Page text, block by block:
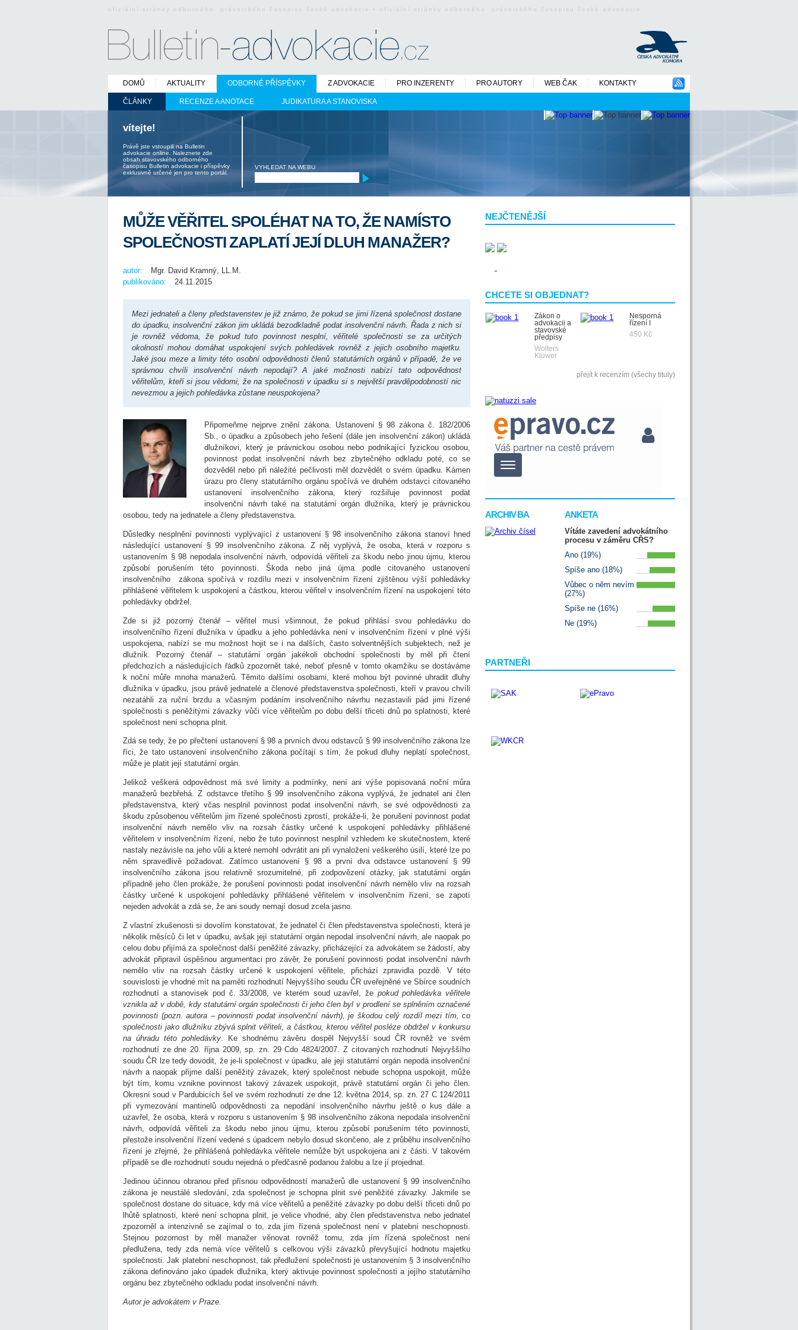
oficiální stránky odborného právnického časopisu české advokacie • oficiální stránky odborného právnického časopisu české advokacie
DOMŮ AKTUALITY ODBORNÉ PŘÍSPĚVKY
ČLÁNKY RECENZE A ANOTACE JUDIKATURA A STANOVISKA
Z ADVOKACIE PRO INZERENTY PRO AUTORY WEB ČAK KONTAKTY
vítejte!
Právě jste vstoupili na Bulletin
advokacie online. Naleznete zde
obsah stavovského odborného
časopisu Bulletin advokacie i příspěvky
exklusivně určené jen pro tento portál.
VYHLEDAT NA WEBU
NEJČTENĚJŠÍ
CHCETE SI OBJEDNAT?
Zákon o
advokacii a
stavovské
předpisy
Wolters
Kluwer
Nesporná
řízení I
450 Kč
přejít k recenzím (všechy tituly)
ARCHIV BA ANKETA
Vítáte zavedení advokátního
procesu v záměru CŘS?
Ano (19%)
Spíše ano (18%)
Vůbec o něm nevím
(27%)
Spíše ne (16%)
Ne (19%)
PARTNEŘI
MŮŽE VĚŘITEL SPOLÉHAT NA TO, ŽE NAMÍSTO
SPOLEČNOSTI ZAPLATÍ JEJÍ DLUH MANAŽER?
autor:
Mgr. David Kramný, LL.M.
publikováno:
24.11.2015
Mezi jednateli a členy představenstev je již známo, že pokud se jimi řízená společnost dostane
do úpadku, insolvenční zákon jim ukládá bezodkladně podat insolvenční návrh. Řada z nich si
je rovněž vědoma, že pokud tuto povinnost nesplní, věřitelé společnosti se za určitých
okolností mohou domáhat uspokojení svých pohledávek rovněž z jejich osobního majetku.
Jaké jsou meze a limity této osobní odpovědnosti členů statutárních orgánů v případě, že ve
správnou chvíli insolvenční návrh nepodají? A jaké možnosti nabízí tato odpovědnost
věřitelům, kteří si jsou vědomi, že na společnosti v úpadku si s největší pravděpodobností nic
nevezmou a jejich pohledávka zůstane neuspokojena?
Připomeňme nejprve znění zákona. Ustanovení § 98 zákona č. 182/2006
Sb., o úpadku a způsobech jeho řešení (dále jen insolvenční zákon) ukládá
dlužníkovi, který je právnickou osobou nebo podnikající fyzickou osobou,
povinnost podat insolvenční návrh bez zbytečného odkladu poté, co se
dozvěděl nebo při náležité pečlivosti měl dozvědět o svém úpadku. Kámen
úrazu pro členy statutárního orgánu spočívá ve druhém odstavci citovaného
ustanovení insolvenčního zákona, který rozšiřuje povinnost podat
insolvenční návrh také na statutární orgán dlužníka, který je právnickou
osobou, tedy na jednatele a členy představenstva.
Důsledky nesplnění povinnosti vyplývající z ustanovení § 98 insolvenčního zákona stanoví hned
následující ustanovení § 99 insolvenčního zákona. Z něj vyplývá, že osoba, která v rozporu s
ustanovením § 98 nepodala insolvenční návrh, odpovídá věřiteli za škodu nebo jinou újmu, kterou
způsobí porušením této povinnosti. Škoda nebo jiná újma podle citovaného ustanovení
insolvenčního zákona spočívá v rozdílu mezi v insolvenčním řízení zjištěnou výší pohledávky
přihlášené věřitelem k uspokojení a částkou, kterou věřitel v insolvenčním řízení na uspokojení této
pohledávky obdržel.
Zde si již pozorný čtenář – věřitel musí všimnout, že pokud přihlásí svou pohledávku do
insolvenčního řízení dlužníka v úpadku a jeho pohledávka není v insolvenčním řízení v plné výši
uspokojena, nabízí se mu možnost hojit se i na dalších, často solventnějších subjektech, než je
dlužník. Pozorný čtenář – statutární orgán jakékoli obchodní společnosti by měl při čtení
předchozích a následujících řádků zpozornět také, neboť přesně v tomto okamžiku se dostáváme
k noční můře mnoha manažerů. Těmito dalšími osobami, které mohou být povinné uhradit dluhy
dlužníka v úpadku, jsou právě jednatelé a členové představenstva společnosti, kteří v pravou chvíli
nezatáhli za ruční brzdu a včasným podáním insolvenčního návrhu nezastavili pád jimi řízené
společnosti s peněžitými závazky vůči více věřitelům po dobu delší třiceti dnů po splatnosti, které
společnost není schopna plnit.
Zdá se tedy, že po přečtení ustanovení § 98 a prvních dvou odstavců § 99 insolvenčního zákona lze
říci, že tato ustanovení insolvenčního zákona počítají s tím, že pokud dluhy neplatí společnost,
může je platit její statutární orgán.
Jelikož veškerá odpovědnost má své limity a podmínky, není ani výše popisovaná noční můra
manažerů bezbřehá. Z odstavce třetího § 99 insolvenčního zákona vyplývá, že jednatel ani člen
představenstva, který včas nesplnil povinnost podat insolvenční návrh, se své odpovědnosti za
škodu způsobenou věřitelům jim řízené společnosti zprostí, prokáže-li, že porušení povinnost podat
insolvenční návrh nemělo vliv na rozsah částky určené k uspokojení pohledávky přihlášené
věřitelem v insolvenčním řízení, nebo že tuto povinnost nesplnil vzhledem ke skutečnostem, které
nastaly nezávisle na jeho vůli a které nemohl odvrátit ani při vynaložení veškerého úsilí, které lze po
něm spravedlivě požadovat. Zatímco ustanovení § 98 a první dva odstavce ustanovení § 99
insolvenčního zákona jsou relativně srozumitelné, při zodpovězení otázky, jak statutární orgán
případně jeho člen prokáže, že porušení povinnosti podat insolvenční návrh nemělo vliv na rozsah
částky určené k uspokojení pohledávky přihlášené věřitelem v insolvenčním řízení, se zapotí
nejeden advokát a zdá se, že ani soudy nemají dosud zcela jasno.
Z vlastní zkušenosti si dovolím konstatovat, že jednatel či člen představenstva společnosti, která je
několik měsíců či let v úpadku, avšak její statutární orgán nepodal insolvenční návrh, ale naopak po
celou dobu přijímá za společnost další peněžité závazky, přicházející za advokátem se žádostí, aby
advokát připravil úspěšnou argumentaci pro závěr, že porušení povinnosti podat insolvenční návrh
nemělo vliv na rozsah částky určené k uspokojení věřitele, přichází zpravidla pozdě. V této
souvislosti je vhodné mít na paměti rozhodnutí Nejvyššího soudu ČR uveřejněné ve Sbírce soudních
rozhodnutí a stanovisek pod č. 33/2008, ve kterém soud uzavřel, že pokud pohledávka věřitele
vznikla až v době, kdy statutární orgán společnosti či jeho člen byl v prodlení se splněním označené
povinnosti (pozn. autora – povinnosti podat insolvenční návrh), je škodou celý rozdíl mezi tím, co
společnosti jako dlužníku zbývá splnit věřiteli, a částkou, kterou věřitel posléze obdržel v konkursu
na úhradu této pohledávky . Ke shodnému závěru dospěl Nejvyšší soud ČR rovněž ve svém
rozhodnutí ze dne 20. října 2009, sp. zn. 29 Cdo 4824/2007. Z citovaných rozhodnutí Nejvyššího
soudu ČR lze tedy dovodit, že je-li společnost v úpadku, ale její statutární orgán nepodá insolvenční
návrh a naopak přijme další peněžitý závazek, který společnost nebude schopna uspokojit, může
být tím, komu vznikne povinnost takový závazek uspokojit, právě statutární orgán či jeho člen.
Okresní soud v Pardubicích šel ve svém rozhodnutí ze dne 12. května 2014, sp. zn. 27 C 124/2011
při vymezování mantinelů odpovědnosti za nepodání insolvenčního návrhu ještě o kus dále a
uzavřel, že osoba, která v rozporu s ustanovením § 98 insolvenčního zákona nepodala insolvenční
návrh, odpovídá věřiteli za škodu nebo jinou újmu, kterou způsobí porušením této povinnosti,
přestože insolvenční řízení vedené s úpadcem nebylo dosud skončeno, ale z průběhu insolvenčního
řízení je zřejmé, že přihlášená pohledávka věřitele nemůže být uspokojena ani z části. V takovém
případě se dle rozhodnutí soudu nejedná o předčasně podanou žalobu a lze jí projednat.
Jedinou účinnou obranou před přísnou odpovědností manažerů dle ustanovení § 99 insolvenčního
zákona je neustálé sledování, zda společnost je schopna plnit své peněžité závazky. Jakmile se
společnost dostane do situace, kdy má více věřitelů a peněžité závazky po dobu delší třiceti dnů po
lhůtě splatnosti, které není schopna plnit, je velice vhodné, aby člen představenstva nebo jednatel
zpozorněl a intenzivně se zajímal o to, zda jím řízená společnost není v platební neschopnosti.
Stejnou pozornost by měl manažer věnovat rovněž tomu, zda jím řízená společnost není
předlužena, tedy zda nemá více věřitelů s celkovou výši závazků převyšující hodnotu majetku
společnosti. Jak platební neschopnost, tak předlužení společnosti je ustanovením § 3 insolvenčního
zákona definováno jako úpadek dlužníka, který aktivuje povinnost společnosti a jejího statutárního
orgánu bez zbytečného odkladu podat insolvenční návrh.
Autor je advokátem v Praze.